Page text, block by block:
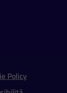
Social
Policy